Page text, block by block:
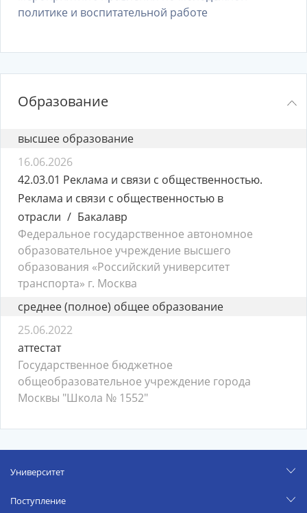
политике и воспитательной работе
Образование
высшее образование
16.06.2026
42.03.01 Реклама и связи с общественностью.
Реклама и связи с общественностью в
отрасли
Бакалавр
Федеральное государственное автономное
образовательное учреждение высшего
образования «Российский университет
транспорта» г. Москва
среднее (полное) общее образование
25.06.2022
аттестат
Государственное бюджетное
общеобразовательное учреждение города
Москвы "Школа № 1552"
Университет
Поступление